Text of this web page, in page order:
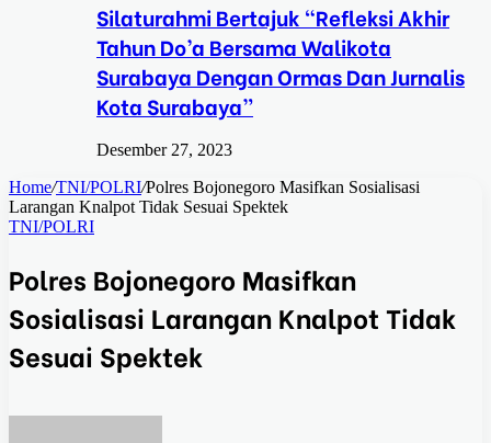
Silaturahmi Bertajuk “Refleksi Akhir
Tahun Do’a Bersama Walikota
Surabaya Dengan Ormas Dan Jurnalis
Kota Surabaya”
Desember 27, 2023
Home/TNI/POLRI/Polres Bojonegoro Masifkan Sosialisasi
Larangan Knalpot Tidak Sesuai Spektek
TNI/POLRI
Polres Bojonegoro Masifkan
Sosialisasi Larangan Knalpot Tidak
Sesuai Spektek